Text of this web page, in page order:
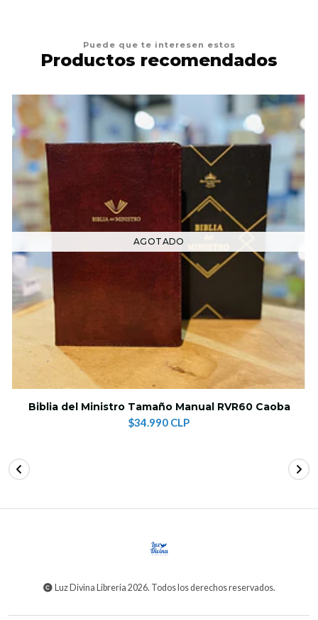
Puede que te interesen estos
Productos recomendados
AGOTADO
Biblia del Ministro Tamaño Manual RVR60 Caoba
$34.990 CLP
Luz Divina Libreria 2026. Todos los derechos reservados.